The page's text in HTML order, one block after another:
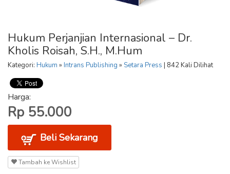
Hukum Perjanjian Internasional – Dr.
Kholis Roisah, S.H., M.Hum
Kategori: Hukum » Intrans Publishing » Setara Press | 842 Kali Dilihat
Harga:
Rp 55.000
Beli Sekarang
Tambah ke Wishlist